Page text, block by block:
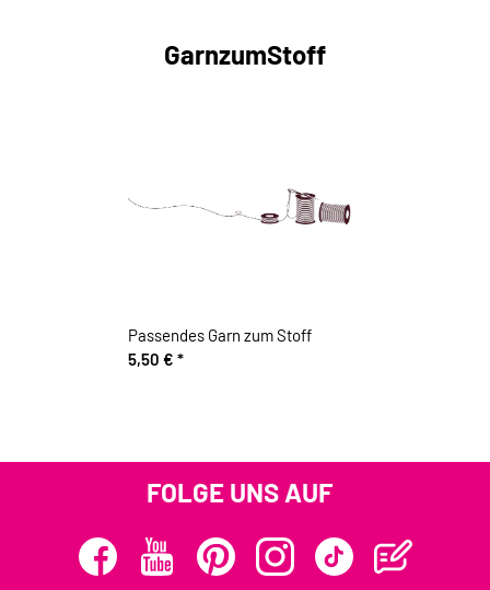
GarnzumStoff
Passendes Garn zum Stoff
5,50 € *
FOLGE UNS AUF